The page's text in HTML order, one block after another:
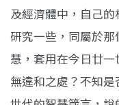
及經濟體中，自己
研究一些，同屬於那
慧，套用在今日廿
無違和之處？不知